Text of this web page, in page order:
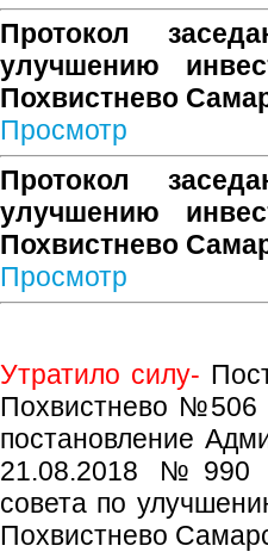
Протокол
улучшению
Похвистнево
Просмотр
Протокол
улучшению
Похвистнево
Просмотр
Утратило силу-
Похвистнево №506
постановление
21.08.2018 №990
совета по
Похвистнево